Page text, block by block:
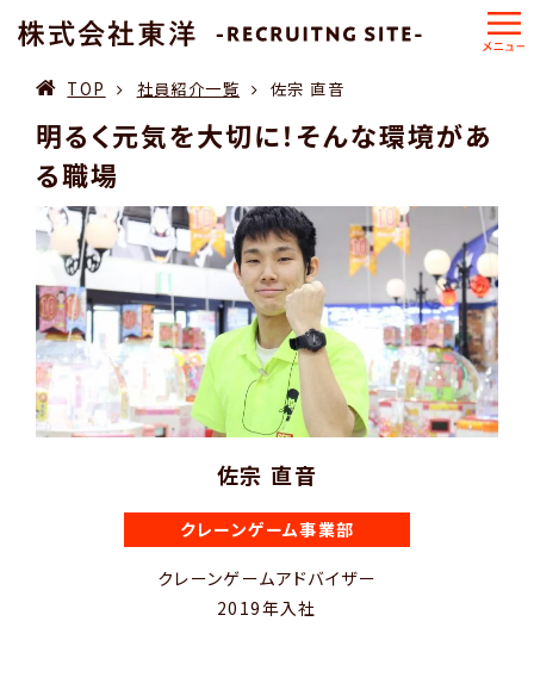
TOP 社員紹介一覧 佐宗 直音
明るく元気を大切に！そんな環境があ
る職場
佐宗 直音
クレーンゲーム事業部
クレーンゲームアドバイザー
2019年入社